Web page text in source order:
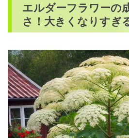
エルダーフラワーの
さ！大きくなりすぎ